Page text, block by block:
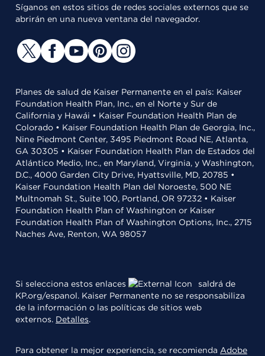
Síganos en estos sitios de redes sociales externos que se
abrirán en una nueva ventana del navegador.
Planes de salud de Kaiser Permanente en el país: Kaiser
Foundation Health Plan, Inc., en el Norte y Sur de
California y Hawái • Kaiser Foundation Health Plan de
Colorado • Kaiser Foundation Health Plan de Georgia, Inc.,
Nine Piedmont Center, 3495 Piedmont Road NE, Atlanta,
GA 30305 • Kaiser Foundation Health Plan de Estados del
Atlántico Medio, Inc., en Maryland, Virginia, y Washington,
D.C., 4000 Garden City Drive, Hyattsville, MD, 20785 •
Kaiser Foundation Health Plan del Noroeste, 500 NE
Multnomah St., Suite 100, Portland, OR 97232 • Kaiser
Foundation Health Plan of Washington or Kaiser
Foundation Health Plan of Washington Options, Inc., 2715
Naches Ave, Renton, WA 98057
Si selecciona estos enlaces
saldrá de
KP.org/espanol. Kaiser Permanente no se responsabiliza
de la información o las políticas de sitios web
externos. Detalles.
Para obtener la mejor experiencia, se recomienda Adobe